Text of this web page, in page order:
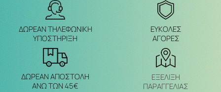
ΔΩΡΕΑΝ ΤΗΛΕΦΩΝΙΚΗ
ΥΠΟΣΤΗΡΙΞΗ
ΕΥΚΟΛΕΣ
ΑΓΟΡΕΣ
ΔΩΡΕΑΝ ΑΠΟΣΤΟΛΗ
ΑΝΩ ΤΩΝ 45€
ΕΞΈΛΙΞΗ
ΠΑΡΑΓΓΕΛΙΑΣ